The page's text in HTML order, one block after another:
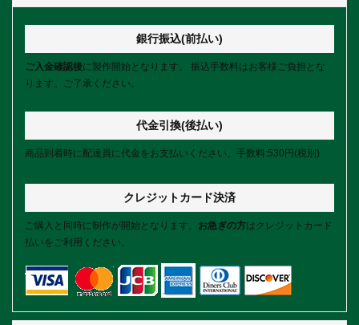
銀行振込(前払い)
ご入金確認後に製作開始となります。 振込手数料はお客様ご負担とな
ります。ご了承ください。
代金引換(後払い)
商品到着時に配達員に代金をお支払いください。手数料:530円(税別)
クレジットカード決済
ご購入と同時に制作が開始となります。 お急ぎの方はクレジットカード
払いをご利用ください。